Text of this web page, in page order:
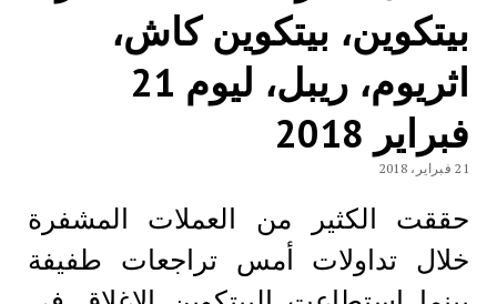
بيتكوين، بيتكوين كاش،
اثريوم، ريبل، ليوم 21
فبراير 2018
21 فبراير، 2018
حققت الكثير من العملات المشفرة
خلال تداولات أمس تراجعات طفيفة